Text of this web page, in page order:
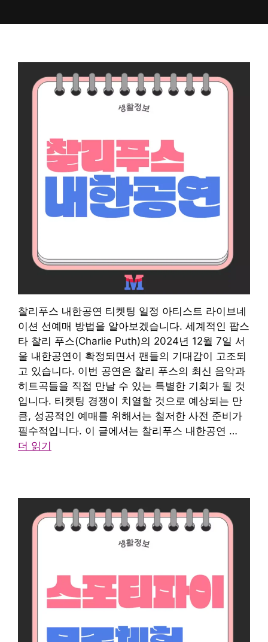
텐
찰리푸스 내한공연 티켓팅 일정 아티스트 라이브네
이션 선예매 방법을 알아보겠습니다. 세계적인 팝스
타 찰리 푸스(Charlie Puth)의 2024년 12월 7일 서
울 내한공연이 확정되면서 팬들의 기대감이 고조되
고 있습니다. 이번 공연은 찰리 푸스의 최신 음악과
히트곡들을 직접 만날 수 있는 특별한 기회가 될 것
입니다. 티켓팅 경쟁이 치열할 것으로 예상되는 만
큼, 성공적인 예매를 위해서는 철저한 사전 준비가
필수적입니다. 이 글에서는 찰리푸스 내한공연 …
더 읽기